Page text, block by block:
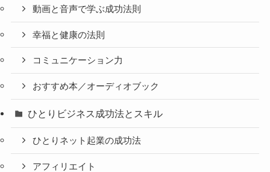
動画と音声で学ぶ成功法則
幸福と健康の法則
コミュニケーション力
おすすめ本／オーディオブック
ひとりビジネス成功法とスキル
ひとりネット起業の成功法
アフィリエイト